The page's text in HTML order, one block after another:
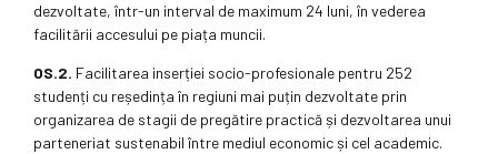
dezvoltate, într-un interval de maximum 24 luni, în vederea
facilitării accesului pe piața muncii.
OS.2. Facilitarea inserției socio-profesionale pentru 252
studenți cu reședința în regiuni mai puțin dezvoltate prin
organizarea de stagii de pregătire practică și dezvoltarea unui
parteneriat sustenabil între mediul economic și cel academic.